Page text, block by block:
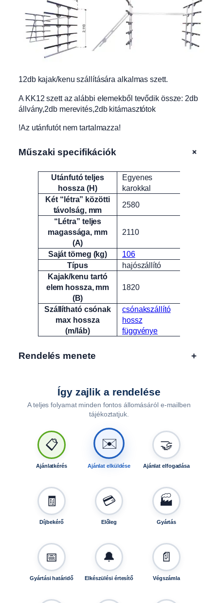
12db kajak/kenu szállítására alkalmas szett.
A KK12 szett az alábbi elemekből tevődik össze: 2db
állvány,2db merevités,2db kitámasztótok
!Az utánfutót nem tartalmazza!
Műszaki specifikációk +
Attribútumok Érték
Utánfutó teljes
hossza (H)
Egyenes
karokkal
Két “létra” közötti
távolság, mm
2580
“Létra” teljes
magassága, mm
(A)
2110
Saját tömeg (kg)
106
Típus
hajószállító
Kajak/kenu tartó
elem hossza, mm
(B)
1820
Szállítható csónak
max hossza
(m/láb)
csónakszállító
hossz
függvénye
Rendelés menete +
Így zajlik a rendelése
A teljes folyamat minden fontos állomásáról e-mailben
tájékoztatjuk.
📋
Ajánlatkérés
✉️
Ajánlat elküldése
🤝
Ajánlat elfogadása
🧾
Díjbekérő
💳
Előleg
🏭
Gyártás
📅
Gyártási határidő
🔔
Elkészülési értesítő
📄
Végszámla